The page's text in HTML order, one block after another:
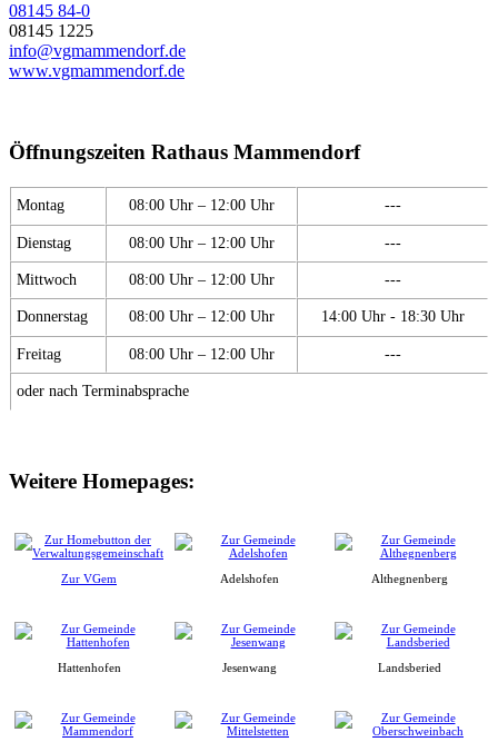
08145 84-0
08145 1225
info@vgmammendorf.de
www.vgmammendorf.de
Öffnungszeiten Rathaus Mammendorf
Montag 08:00 Uhr – 12:00 Uhr ---
Dienstag 08:00 Uhr – 12:00 Uhr ---
Mittwoch 08:00 Uhr – 12:00 Uhr ---
Donnerstag 08:00 Uhr – 12:00 Uhr 14:00 Uhr - 18:30 Uhr
Freitag 08:00 Uhr – 12:00 Uhr ---
oder nach Terminabsprache
Weitere Homepages:
Zur VGem Adelshofen Althegnenberg
Hattenhofen Jesenwang Landsberied